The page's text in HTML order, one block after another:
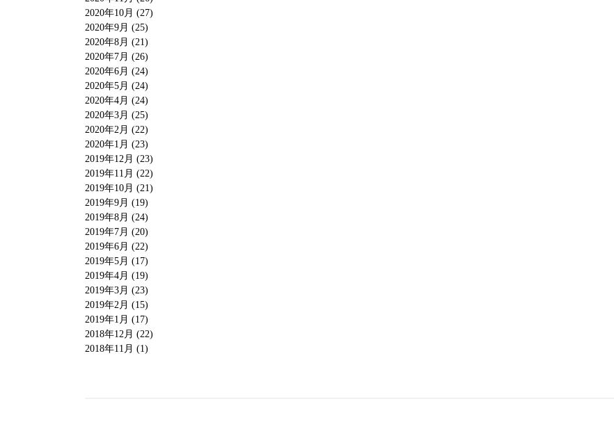
2020年10月 (27)
2020年9月 (25)
2020年8月 (21)
2020年7月 (26)
2020年6月 (24)
2020年5月 (24)
2020年4月 (24)
2020年3月 (25)
2020年2月 (22)
2020年1月 (23)
2019年12月 (23)
2019年11月 (22)
2019年10月 (21)
2019年9月 (19)
2019年8月 (24)
2019年7月 (20)
2019年6月 (22)
2019年5月 (17)
2019年4月 (19)
2019年3月 (23)
2019年2月 (15)
2019年1月 (17)
2018年12月 (22)
2018年11月 (1)